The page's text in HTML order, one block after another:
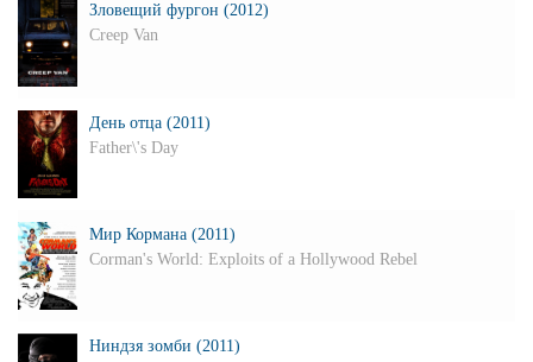
Зловещий фургон (2012)
Creep Van
День отца (2011)
Father\'s Day
Мир Кормана (2011)
Corman's World: Exploits of a Hollywood Rebel
Ниндзя зомби (2011)